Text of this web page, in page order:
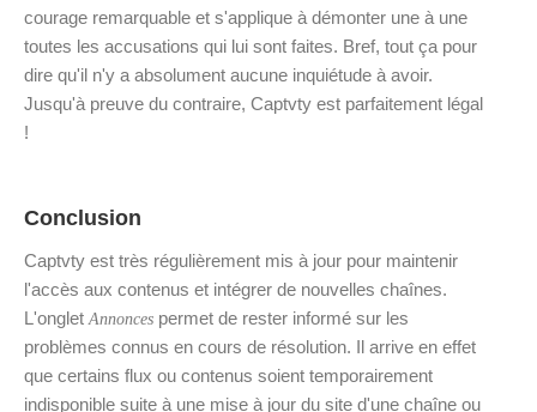
courage remarquable et s'applique à démonter une à une
toutes les accusations qui lui sont faites. Bref, tout ça pour
dire qu'il n'y a absolument aucune inquiétude à avoir.
Jusqu'à preuve du contraire, Captvty est parfaitement légal
!
Conclusion
Captvty est très régulièrement mis à jour pour maintenir
l'accès aux contenus et intégrer de nouvelles chaînes.
L'onglet Annonces permet de rester informé sur les
problèmes connus en cours de résolution. Il arrive en effet
que certains flux ou contenus soient temporairement
indisponible suite à une mise à jour du site d'une chaîne ou